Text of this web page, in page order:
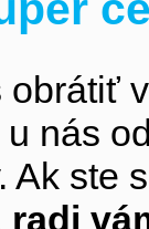
obrátiť
nás
Ak ste
radi